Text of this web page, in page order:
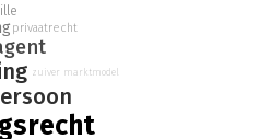
spelers op het veld van
het publiekrecht (de Wet
het privaatrecht (het Burgerlijk
de begrippen 'aanbieden',
rolbeschrijvingen van de
de gevolmachtigde agent, de
privaatrecht
zuiver marktmodel